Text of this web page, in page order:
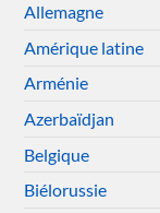
Allemagne
Amérique latine
Arménie
Azerbaïdjan
Belgique
Biélorussie